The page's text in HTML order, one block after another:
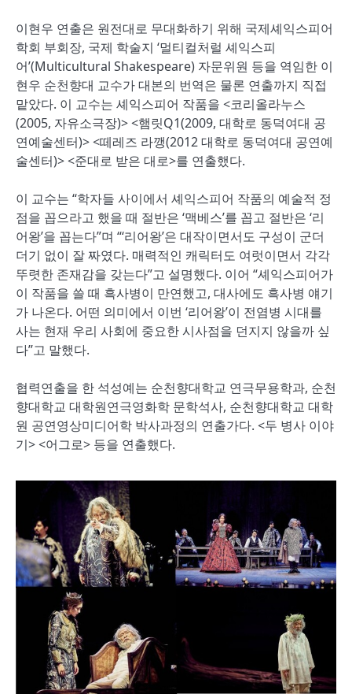
이현우 연출은 원전대로 무대화하기 위해 국제셰익스피어
학회 부회장, 국제 학술지 ‘멀티컬처럴 셰익스피
어’(Multicultural Shakespeare) 자문위원 등을 역임한 이
현우 순천향대 교수가 대본의 번역은 물론 연출까지 직접
맡았다. 이 교수는 셰익스피어 작품을 <코리올라누스
(2005, 자유소극장)> <햄릿Q1(2009, 대학로 동덕여대 공
연예술센터)> <떼레즈 라깽(2012 대학로 동덕여대 공연예
술센터)> <준대로 받은 대로>를 연출했다.
이 교수는 “학자들 사이에서 셰익스피어 작품의 예술적 정
점을 꼽으라고 했을 때 절반은 ‘맥베스’를 꼽고 절반은 ‘리
어왕’을 꼽는다”며 “‘리어왕’은 대작이면서도 구성이 군더
더기 없이 잘 짜였다. 매력적인 캐릭터도 여럿이면서 각각
뚜렷한 존재감을 갖는다”고 설명했다. 이어 “셰익스피어가
이 작품을 쓸 때 흑사병이 만연했고, 대사에도 흑사병 얘기
가 나온다. 어떤 의미에서 이번 ‘리어왕’이 전염병 시대를
사는 현재 우리 사회에 중요한 시사점을 던지지 않을까 싶
다”고 말했다.
협력연출을 한 석성예는 순천향대학교 연극무용학과, 순천
향대학교 대학원연극영화학 문학석사, 순천향대학교 대학
원 공연영상미디어학 박사과정의 연출가다. <두 병사 이야
기> <어그로> 등을 연출했다.